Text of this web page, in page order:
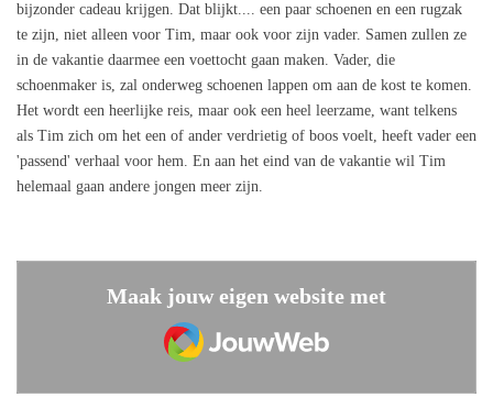
bijzonder cadeau krijgen. Dat blijkt.... een paar schoenen en een rugzak
te zijn, niet alleen voor Tim, maar ook voor zijn vader. Samen zullen ze
in de vakantie daarmee een voettocht gaan maken. Vader, die
schoenmaker is, zal onderweg schoenen lappen om aan de kost te komen.
Het wordt een heerlijke reis, maar ook een heel leerzame, want telkens
als Tim zich om het een of ander verdrietig of boos voelt, heeft vader een
'passend' verhaal voor hem. En aan het eind van de vakantie wil Tim
helemaal gaan andere jongen meer zijn.
Maak jouw eigen website met
JouwWeb